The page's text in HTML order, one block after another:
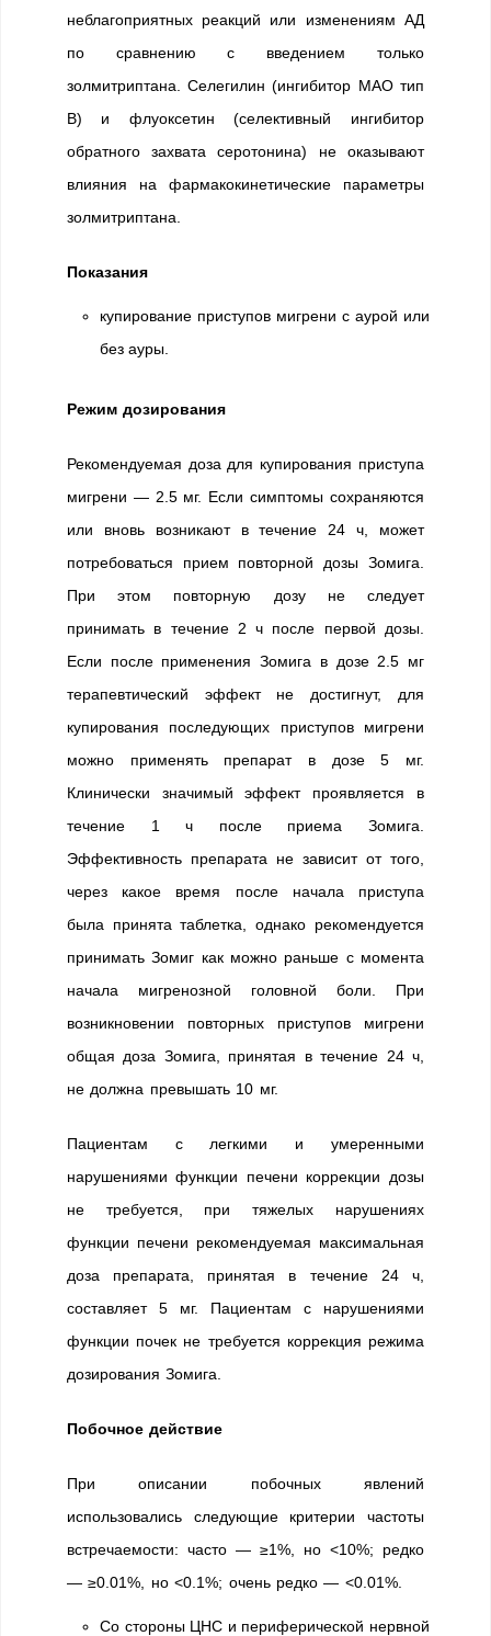
неблагоприятных реакций или изменениям АД
по сравнению с введением только
золмитриптана. Селегилин (ингибитор МАО тип
В) и флуоксетин (селективный ингибитор
обратного захвата серотонина) не оказывают
влияния на фармакокинетические параметры
золмитриптана.
Показания
купирование приступов мигрени с аурой или
без ауры.
Режим дозирования
Рекомендуемая доза для купирования приступа
мигрени — 2.5 мг. Если симптомы сохраняются
или вновь возникают в течение 24 ч, может
потребоваться прием повторной дозы Зомига.
При этом повторную дозу не следует
принимать в течение 2 ч после первой дозы.
Если после применения Зомига в дозе 2.5 мг
терапевтический эффект не достигнут, для
купирования последующих приступов мигрени
можно применять препарат в дозе 5 мг.
Клинически значимый эффект проявляется в
течение 1 ч после приема Зомига.
Эффективность препарата не зависит от того,
через какое время после начала приступа
была принята таблетка, однако рекомендуется
принимать Зомиг как можно раньше с момента
начала мигренозной головной боли. При
возникновении повторных приступов мигрени
общая доза Зомига, принятая в течение 24 ч,
не должна превышать 10 мг.
Пациентам с легкими и умеренными
нарушениями функции печени коррекции дозы
не требуется, при тяжелых нарушениях
функции печени рекомендуемая максимальная
доза препарата, принятая в течение 24 ч,
составляет 5 мг. Пациентам с нарушениями
функции почек не требуется коррекция режима
дозирования Зомига.
Побочное действие
При описании побочных явлений
использовались следующие критерии частоты
встречаемости: часто — ≥1%, но <10%; редко
— ≥0.01%, но <0.1%; очень редко — <0.01%.
Со стороны ЦНС и периферической нервной